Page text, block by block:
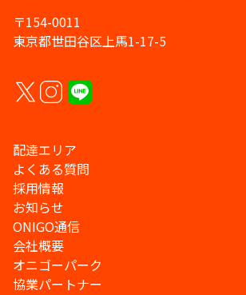
〒154-0011
東京都世田谷区上馬1-17-5
配達エリア
よくある質問
採用情報
お知らせ
ONIGO通信
会社概要
オニゴーパーク
協業パートナー